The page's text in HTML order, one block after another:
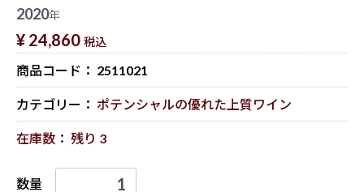
2020年
¥ 24,860 税込
商品コード： 2511021
カテゴリー： ポテンシャルの優れた上質ワイン
在庫数： 残り 3
数量